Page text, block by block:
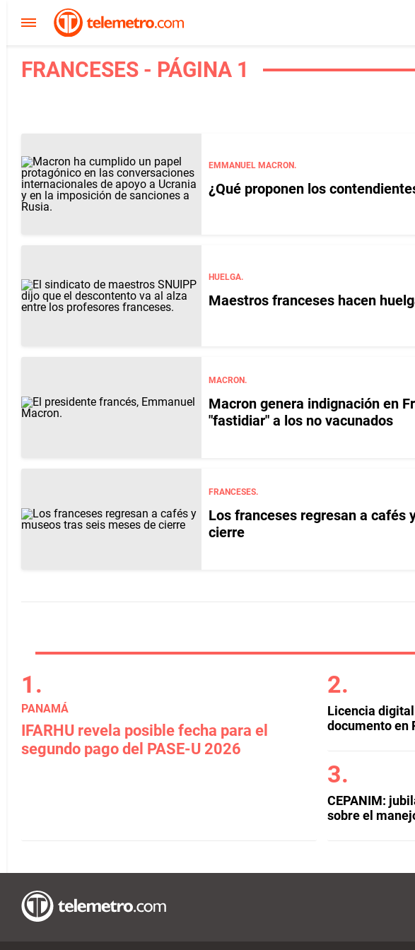
FRANCESES - PÁGINA 1
EMMANUEL MACRON.
¿Qué proponen los
HUELGA.
Maestros franceses hacen
MACRON.
Macron genera indignación en
"fastidiar" a los no vacunados
FRANCESES.
Los franceses regresan a cafés
cierre
PANAMÁ
IFARHU revela posible fecha para el
segundo pago del PASE-U 2026
Licencia
documento en
CEPANIM:
sobre el